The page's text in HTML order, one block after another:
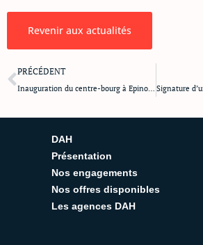
Revenir aux actualités
Précédent
PRÉCÉDENT
DAH
Présentation
Nos engagements
Nos offres disponibles
Les agences DAH